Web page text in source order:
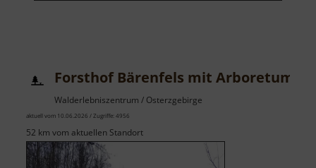
Forsthof Bärenfels mit Arboretum
Walderlebniszentrum / Osterzgebirge
aktuell vom 10.06.2026 / Zugriffe: 4956
52 km vom aktuellen Standort